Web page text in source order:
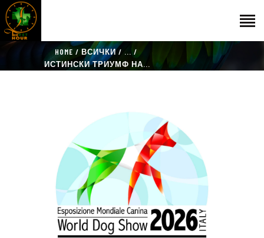
HOME ВСИЧКИ
...
ИСТИНСКИ ТРИУМФ НА...
НАЧАЛО
КАТАЛОГ
THE VET HOUR
БЛОГ
КОНТАКТ